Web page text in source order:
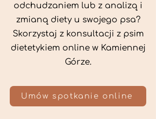
odchudzaniem lub z analizą i
zmianą diety u swojego psa?
Skorzystaj z konsultacji z psim
dietetykiem online w Kamiennej
Górze.
Umów spotkanie online